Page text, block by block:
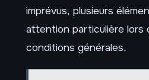
imprévus, plusieurs
attention particulière lors
conditions générales.